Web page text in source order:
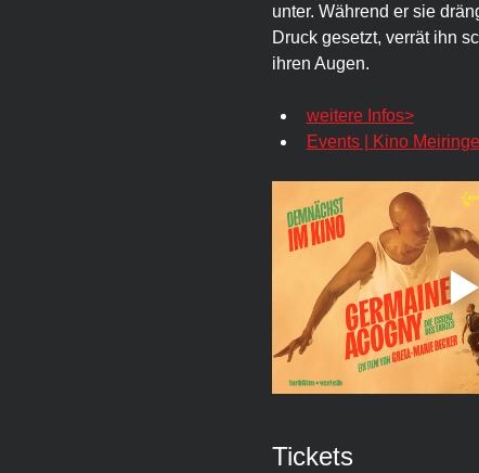
unter. Während er sie
Druck gesetzt, verrät ihn
ihren Augen.
weitere Infos>
Events | Kino
Tickets